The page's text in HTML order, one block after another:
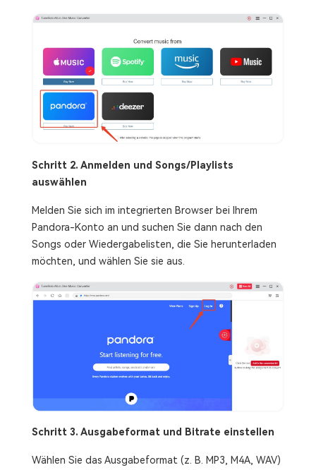
Schritt 2. Anmelden und Songs/Playlists
auswählen
Melden Sie sich im integrierten Browser bei Ihrem
Pandora-Konto an und suchen Sie dann nach den
Songs oder Wiedergabelisten, die Sie herunterladen
möchten, und wählen Sie sie aus.
Schritt 3. Ausgabeformat und Bitrate einstellen
Wählen Sie das Ausgabeformat (z. B. MP3, M4A, WAV)